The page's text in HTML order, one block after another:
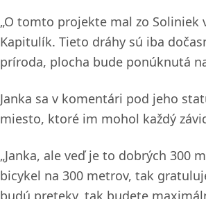
„O tomto projekte mal zo
Kapitulík. Tieto dráhy sú iba
príroda, plocha bude ponúknutá
Janka sa v komentári pod jeho
miesto, ktoré im mohol každý
„Janka, ale veď je to dobrých 300
bicykel na 300 metrov, tak
budú preteky, tak budete